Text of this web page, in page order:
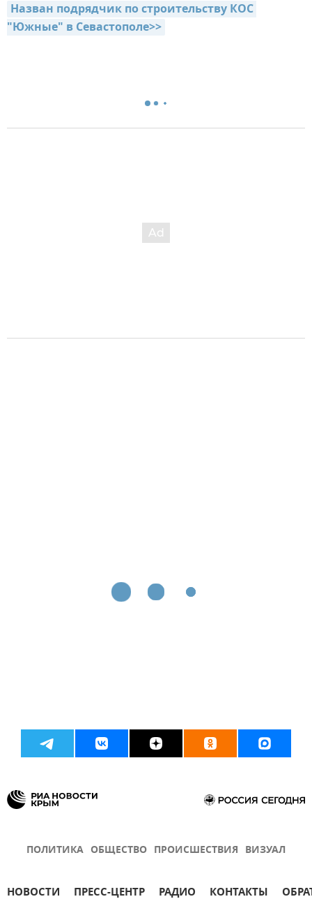
Назван подрядчик по строительству КОС
"Южные" в Севастополе>>
ПОЛИТИКА ОБЩЕСТВО ПРОИСШЕСТВИЯ ВИЗУАЛ
НОВОСТИ ПРЕСС-ЦЕНТР РАДИО КОНТАКТЫ